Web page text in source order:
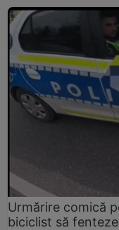
Urmărire comică
biciclist să